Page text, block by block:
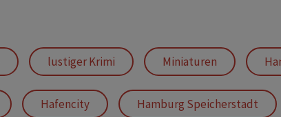
lustiger Krimi Miniaturen
Hafencity Hamburg Speicherstadt